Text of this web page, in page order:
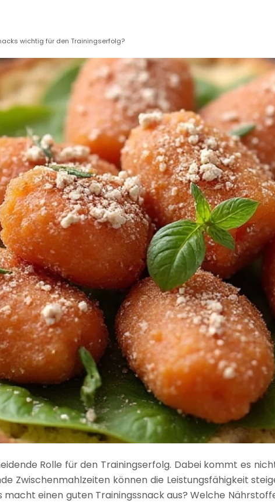
wichtig für den Trainingserfolg?
Rolle für den Trainingserfolg. Dabei kommt es
Zwischenmahlzeiten können die Leistungsfähigkeit
macht einen guten Trainingssnack aus? Welche